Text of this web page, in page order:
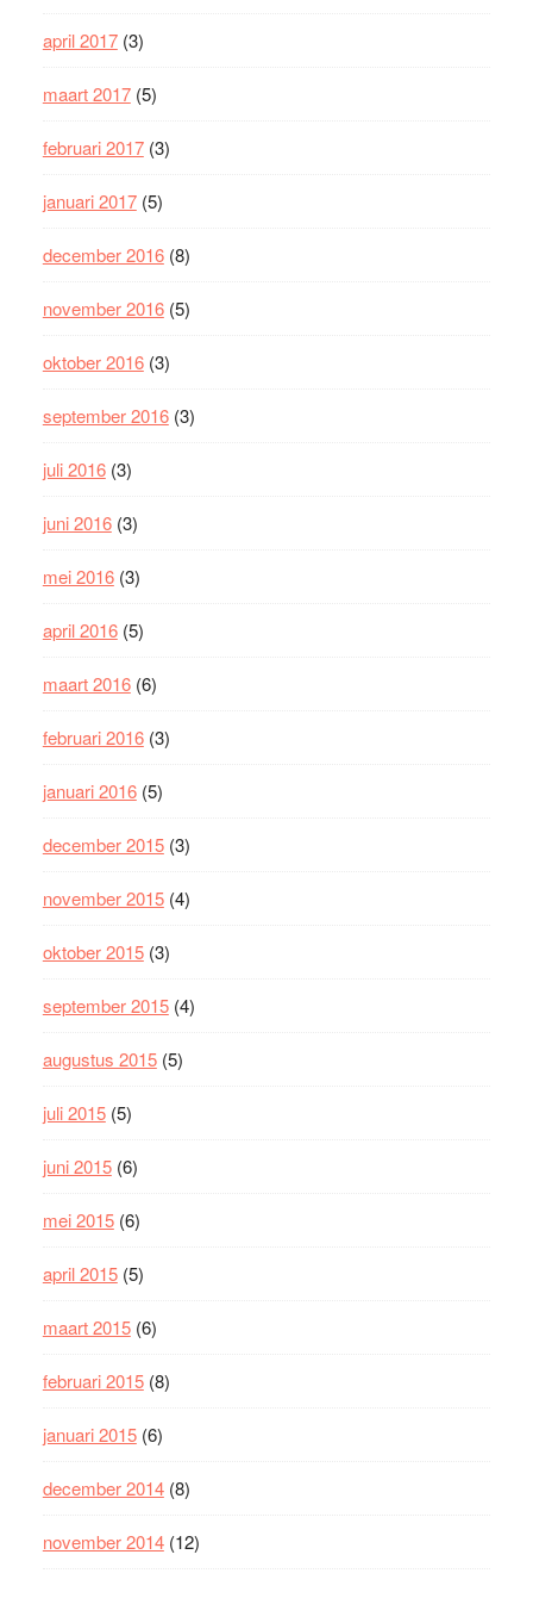
april 2017(3)
maart 2017(5)
februari 2017(3)
januari 2017(5)
december 2016(8)
november 2016(5)
oktober 2016(3)
september 2016(3)
juli 2016(3)
juni 2016(3)
mei 2016(3)
april 2016(5)
maart 2016(6)
februari 2016(3)
januari 2016(5)
december 2015(3)
november 2015(4)
oktober 2015(3)
september 2015(4)
augustus 2015(5)
juli 2015(5)
juni 2015(6)
mei 2015(6)
april 2015(5)
maart 2015(6)
februari 2015(8)
januari 2015(6)
december 2014(8)
november 2014(12)